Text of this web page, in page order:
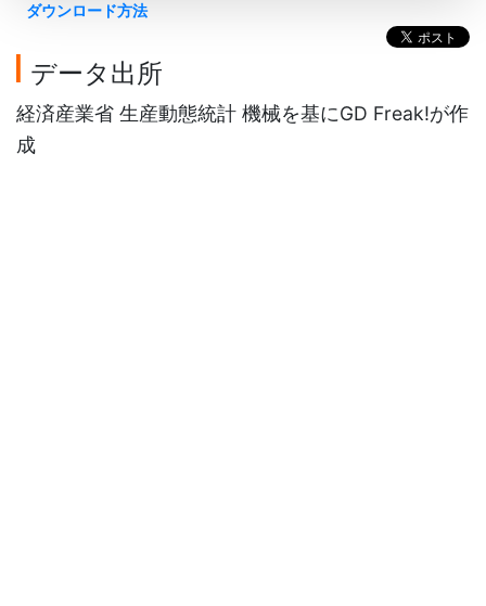
ダウンロード方法
データ出所
経済産業省 生産動態統計 機械を基にGD Freak!が作
成